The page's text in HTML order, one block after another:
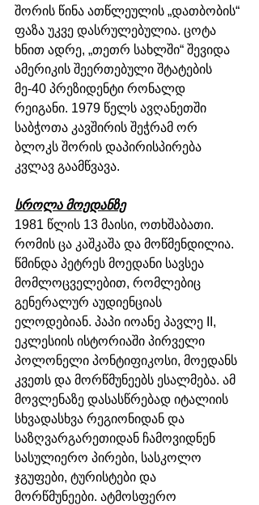
შორის წინა ათწლეულის „დათბობის“
ფაზა უკვე დასრულებულია. ცოტა
ხნით ადრე, „თეთრ სახლში“ შევიდა
ამერიკის შეერთებული შტატების
მე-40 პრეზიდენტი რონალდ
რეიგანი. 1979 წელს ავღანეთში
საბჭოთა კავშირის შეჭრამ ორ
ბლოკს შორის დაპირისპირება
კვლავ გაამწვავა.
სროლა მოედანზე
1981 წლის 13 მაისი, ოთხშაბათი.
რომის ცა კაშკაშა და მოწმენდილია.
წმინდა პეტრეს მოედანი სავსეა
მომლოცველებით, რომლებიც
გენერალურ აუდიენციას
ელოდებიან. პაპი იოანე პავლე II,
ეკლესიის ისტორიაში პირველი
პოლონელი პონტიფიკოსი, მოედანს
კვეთს და მორწმუნეებს ესალმება. ამ
მოვლენაზე დასასწრებად იტალიის
სხვადასხვა რეგიონიდან და
საზღვარგარეთიდან ჩამოვიდნენ
სასულიერო პირები, სასკოლო
ჯგუფები, ტურისტები და
მორწმუნეები. ატმოსფერო